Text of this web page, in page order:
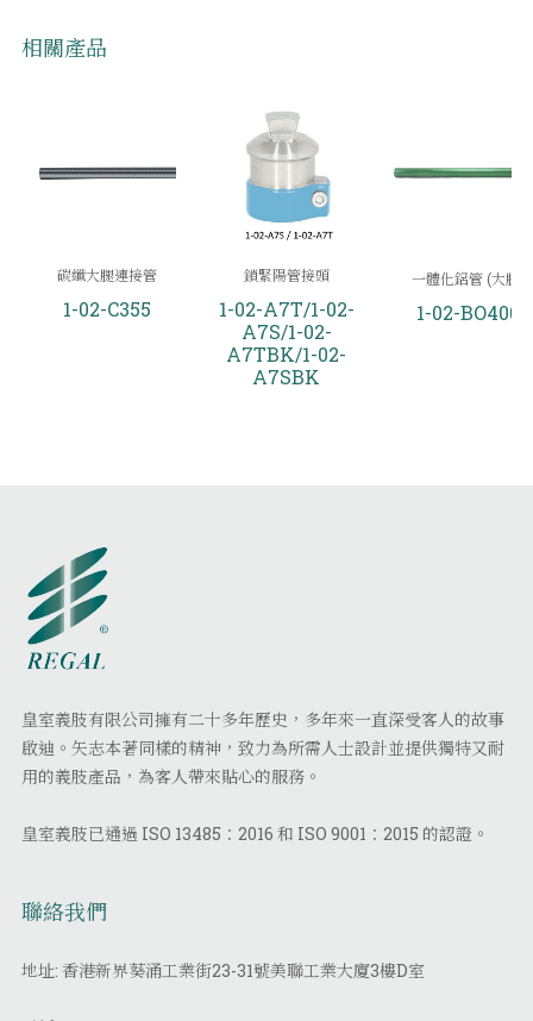
相關產品
碳纖大腿連接管
1-02-C355
鎖緊陽管接頭
1-02-A7T/1-02-
A7S/1-02-
A7TBK/1-02-
A7SBK
一體化鋁管 (大腿)
1-02-BO400
皇室義肢有限公司擁有二十多年歷史，多年來一直深受客人的故事
啟迪。矢志本著同樣的精神，致力為所需人士設計並提供獨特又耐
用的義肢產品，為客人帶來貼心的服務。
皇室義肢已通過 ISO 13485：2016 和 ISO 9001：2015 的認證。
聯絡我們
地址: 香港新界葵涌工業街23-31號美聯工業大廈3樓D室